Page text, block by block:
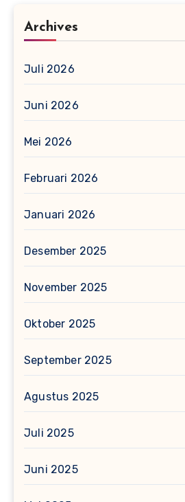
Archives
Juli 2026
Juni 2026
Mei 2026
Februari 2026
Januari 2026
Desember 2025
November 2025
Oktober 2025
September 2025
Agustus 2025
Juli 2025
Juni 2025